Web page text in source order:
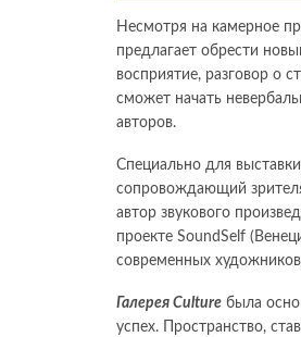
Несмотря на камерное
предлагает обрести
восприятие, разговор о
сможет начать
авторов.
Специально для
сопровождающий
автор звукового
проекте SoundSelf
современных
Галерея Culture была
успех. Пространство,